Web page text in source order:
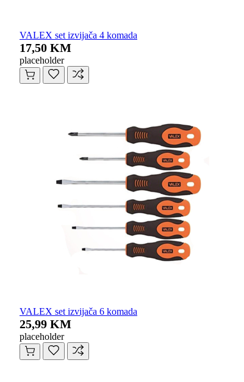
VALEX set izvijača 4 komada
17,50 KM
placeholder
VALEX set izvijača 6 komada
25,99 KM
placeholder